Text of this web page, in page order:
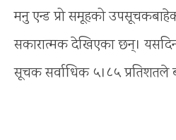
मनु एन्ड प्रो समूहको
सकारात्मक देखिएका छन्।
सूचक सर्वाधिक ५।८५ प्रतिशतले